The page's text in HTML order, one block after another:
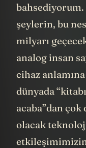
şeylerin, bu
milyarı
analog insan
cihaz
dünyada
acaba”dan
olacak
etkileşimimizin